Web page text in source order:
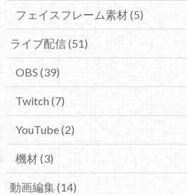
フェイスフレーム素材(5)
ライブ配信(51)
OBS (39)
Twitch(7)
YouTube(2)
機材(3)
動画編集(14)